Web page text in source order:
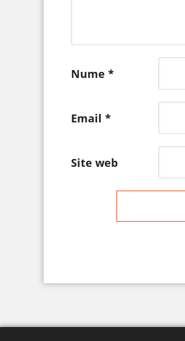
Nume *
Email *
Site web